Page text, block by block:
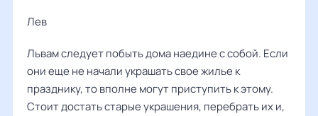
Лев
Львам следует побыть дома наедине с собой. Если
они еще не начали украшать свое жилье к
празднику, то вполне могут приступить к этому.
Стоит достать старые украшения, перебрать их и,